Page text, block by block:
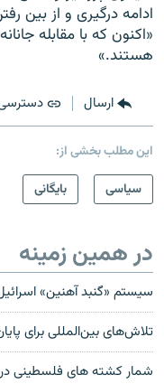
ادامه درگیری و از بین
«اکنون که با مقابله
هستند.»
ارسال
این مطلب بخشی از:
سیاسی
بایگانی
در همین زمینه
سیستم «گنبد آهنین»
تلاش‌های بین‌المللی برای
شمار کشته های فلسطينی در نوار غزه